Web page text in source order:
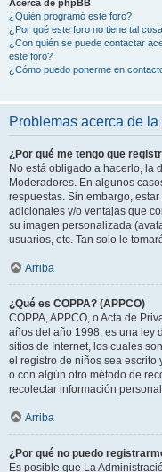
Acerca de phpBB
¿Quién programó este foro?
¿Por qué este foro no tiene tal
¿Con quién se puede contactar
este foro?
¿Cómo puedo ponerme en
Problemas acerca de
¿Por qué me tengo que
No está obligado a hacerlo, la
Moderadores. En algunos
respuestas. Sin embargo,
adicionales y/o ventajas que
su imagen personalizada
usuarios, etc. Tan solo le
Arriba
¿Qué es COPPA? (APPCO)
COPPA, APPCO, o Acta de
años del año 1998, es una ley
sitios de Internet, los cuales
el registro de niños sea escrito
o con algún otro método de
recolectar información
Arriba
¿Por qué no puedo
Es posible que La